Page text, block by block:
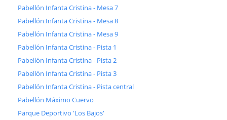
Pabellón Infanta Cristina - Mesa 7
Pabellón Infanta Cristina - Mesa 8
Pabellón Infanta Cristina - Mesa 9
Pabellón Infanta Cristina - Pista 1
Pabellón Infanta Cristina - Pista 2
Pabellón Infanta Cristina - Pista 3
Pabellón Infanta Cristina - Pista central
Pabellón Máximo Cuervo
Parque Deportivo 'Los Bajos'